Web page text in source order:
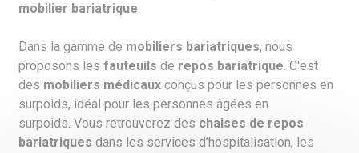
mobilier bariatrique.
Dans la gamme de mobiliers bariatriques, nous
proposons les fauteuils de repos bariatrique. C'est
des mobiliers médicaux conçus pour les personnes en
surpoids, idéal pour les personnes âgées en
surpoids. Vous retrouverez des chaises de repos
bariatriques dans les services d’hospitalisation, les